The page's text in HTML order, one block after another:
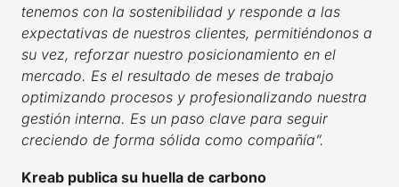
tenemos con la sostenibilidad y responde a las
expectativas de nuestros clientes, permitiéndonos a
su vez, reforzar nuestro posicionamiento en el
mercado. Es el resultado de meses de trabajo
optimizando procesos y profesionalizando nuestra
gestión interna. Es un paso clave para seguir
creciendo de forma sólida como compañía”.
Kreab publica su huella de carbono